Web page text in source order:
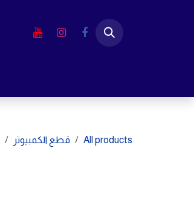
All products قطع الكمبيوتر